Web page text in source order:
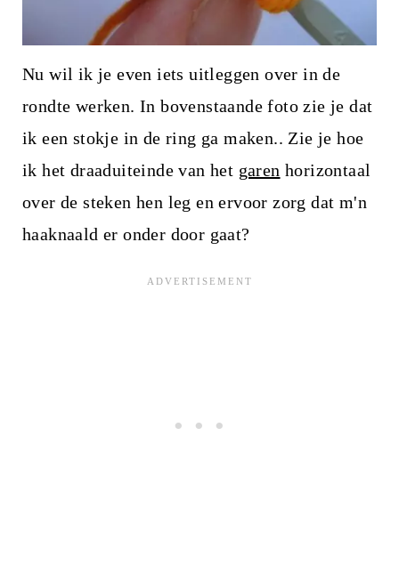
Nu wil ik je even iets uitleggen over in de
rondte werken. In bovenstaande foto zie je dat
ik een stokje in de ring ga maken.. Zie je hoe
ik het draaduiteinde van het garen horizontaal
over de steken hen leg en ervoor zorg dat m'n
haaknaald er onder door gaat?